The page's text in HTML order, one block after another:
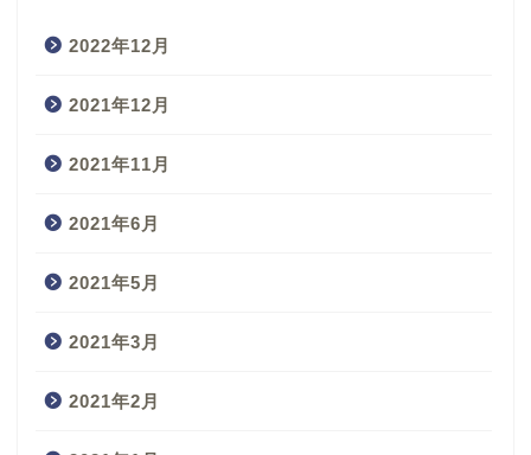
2022年12月
2021年12月
2021年11月
2021年6月
2021年5月
2021年3月
2021年2月